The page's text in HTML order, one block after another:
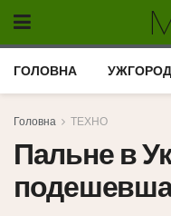
ГОЛОВНА УЖГОРОД
Головна ТЕХНО
Пальне в